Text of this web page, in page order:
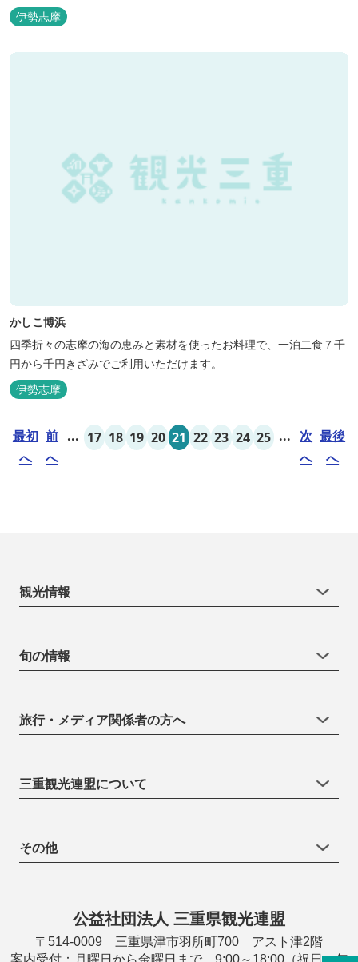
数限定で開催。伊勢志摩の美しい星空を星空コンシェルジュがご案
内いたします。
伊勢志摩
かしこ博浜
四季折々の志摩の海の恵みと素材を使ったお料理で、一泊二食７千
円から千円きざみでご利用いただけます。
伊勢志摩
最初
へ
前
へ
... 17 18 19 20 21 22 23 24 25 ... 次
へ
最後
へ
観光情報
旬の情報
旅行・メディア関係者の方へ
三重観光連盟について
その他
公益社団法人 三重県観光連盟
〒514-0009 三重県津市羽所町700 アスト津2階
案内受付：月曜日から金曜日まで 9:00～18:00（祝日・年